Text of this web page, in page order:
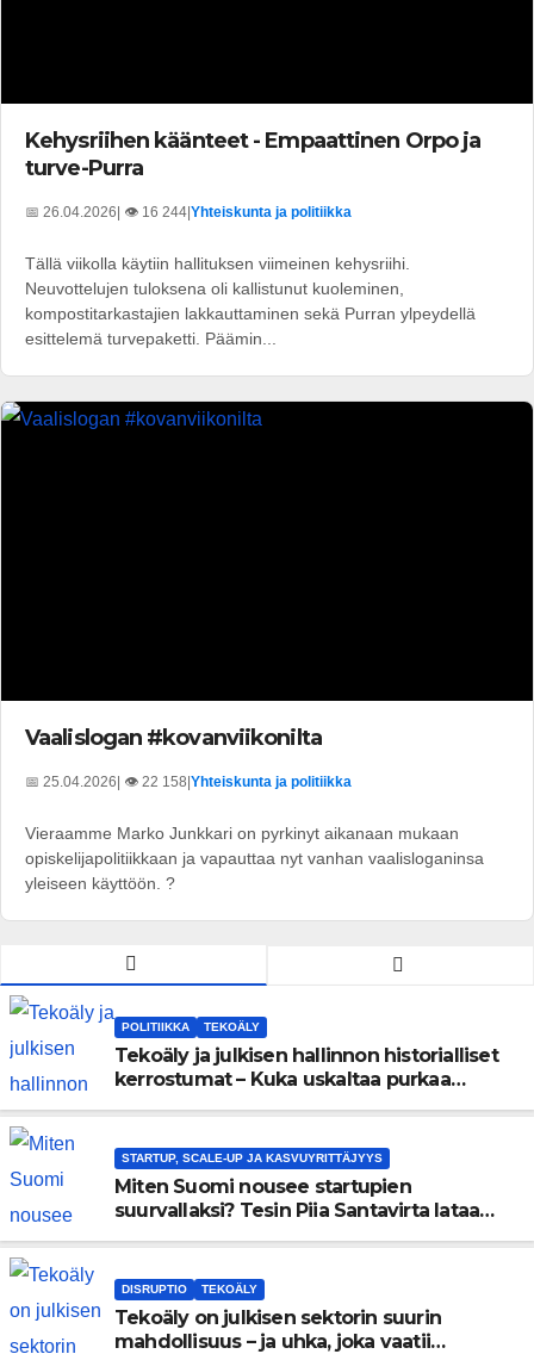
Kehysriihen käänteet - Empaattinen Orpo ja
turve-Purra
📅 26.04.2026 | 👁️ 16 244 Yhteiskunta ja politiikka
Tällä viikolla käytiin hallituksen viimeinen kehysriihi.
Neuvottelujen tuloksena oli kallistunut kuoleminen,
kompostitarkastajien lakkauttaminen sekä Purran ylpeydellä
esittelemä turvepaketti. Päämin...
Vaalislogan #kovanviikonilta
📅 25.04.2026 | 👁️ 22 158 Yhteiskunta ja politiikka
Vieraamme Marko Junkkari on pyrkinyt aikanaan mukaan
opiskelijapolitiikkaan ja vapauttaa nyt vanhan vaalisloganinsa
yleiseen käyttöön. ?
POLITIIKKA TEKOÄLY
Tekoäly ja julkisen hallinnon historialliset
kerrostumat – Kuka uskaltaa purkaa
STARTUP, SCALE-UP JA KASVUYRITTÄJYYS
Miten Suomi nousee startupien
suurvallaksi? Tesin Piia Santavirta lataa
DISRUPTIO TEKOÄLY
Tekoäly on julkisen sektorin suurin
mahdollisuus – ja uhka, joka vaatii